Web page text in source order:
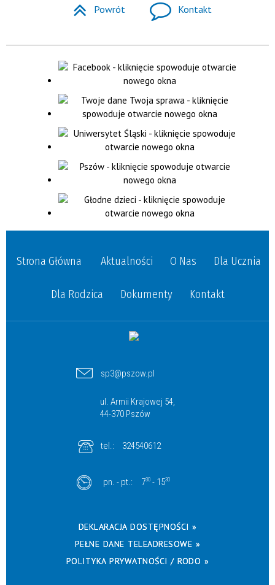
Powrót Kontakt
Strona Główna Aktualności O Nas Dla Ucznia
Dla Rodzica Dokumenty Kontakt
sp3@pszow.pl
ul. Armii Krajowej 54,
44-370 Pszów
tel.: 324540612
pn. - pt.: 730 - 1530
DEKLARACJA DOSTĘPNOŚCI »
PEŁNE DANE TELEADRESOWE »
POLITYKA PRYWATNOŚCI / RODO »